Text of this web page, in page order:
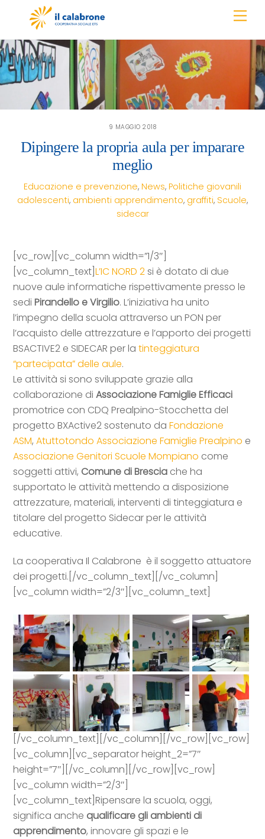
content
9 MAGGIO 2018
Dipingere la propria aula per imparare
meglio
Educazione e prevenzione, News, Politiche giovanili
adolescenti, ambienti apprendimento, graffiti, Scuole,
sidecar
[vc_row][vc_column width=”1/3″]
[vc_column_text]L’IC NORD 2si è dotato di due
nuove aule informatiche rispettivamente presso le
sediPirandello e Virgilio. L’iniziativa ha unito
l’impegno della scuola attraverso un PON per
l’acquisto delle attrezzature e l’apporto dei progetti
BSACTIVE2 e SIDECAR per latinteggiatura
“partecipata” delle aule.
Le attività si sono sviluppate grazie alla
collaborazione diAssociazione Famiglie Efficaci
promotrice con CDQ Prealpino-Stocchetta del
progetto BXActive2 sostenuto daFondazione
ASM,Atuttotondo Associazione Famiglie Prealpino e
Associazione Genitori Scuole Mompiano come
soggetti attivi, Comune di Brescia che ha
supportato le attività mettendo a disposizione
attrezzature, materiali, interventi di tinteggiatura e
titolare del progetto Sidecar per le attività
educative.
La cooperativa Il Calabrone è il soggetto attuatore
dei progetti.[/vc_column_text][/vc_column]
[vc_column width=”2/3″][vc_column_text]
[/vc_column_text][/vc_column][/vc_row][vc_row]
[vc_column][vc_separator height_2=”7″
height=”7″][/vc_column][/vc_row][vc_row]
[vc_column width=”2/3″]
[vc_column_text]Ripensare la scuola, oggi,
significa anche qualificare gli ambienti di
apprendimento, innovare gli spazi e le